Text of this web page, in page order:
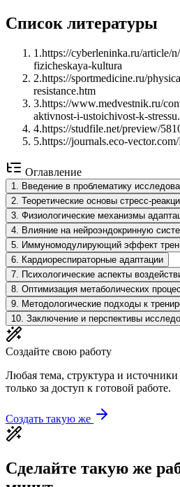
Список литературы
1 .https://cyberleninka.ru/article/
fizicheskaya-kultura
2.https://sportmedicine.ru/
resistance.htm
3.https://www.medvestnik.ru/
aktivnost-i-ustoichivost-k-
4.https://studfile.net/preview/
5.https://journals.eco-
Оглавление
1
Введение в проблематику
2 Теоретические основы стресс-
3 Физиологические механизмы
4
Влияние на нейроэндокринную
5
Иммуномодулирующий эффект
6
Кардиореспираторные адаптации
7
Психологические аспекты
8 Оптимизация метаболических
9
Методологические подходы к
10 Заключение и перспективы
Создайте свою работу
Любая тема, структура и
только за доступ к готовой работе.
Создать такую же
Сделайте такую же